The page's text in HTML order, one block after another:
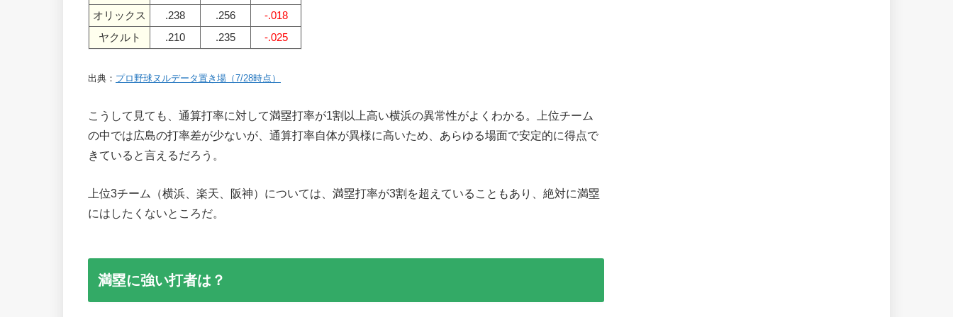
オリックス
.238 .256
-.018
ヤクルト
.210 .235 -.025
出典： プロ野球ヌルデータ置き場（7/28時点）
こうして見ても、通算打率に対して満塁打率が1割以上高い横浜の異常性がよくわかる。上位チーム
の中では広島の打率差が少ないが、通算打率自体が異様に高いため、あらゆる場面で安定的に得点で
きていると言えるだろう。
上位3チーム（横浜、楽天、阪神）については、満塁打率が3割を超えていることもあり、絶対に満塁
にはしたくないところだ。
満塁に強い打者は？